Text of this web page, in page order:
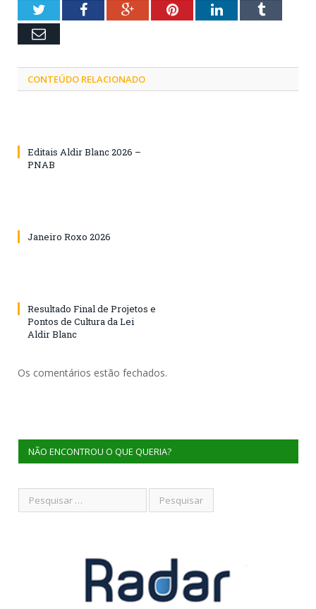
TwitterFacebookGoogle+PinterestLinkedInTumblr
Email
CONTEÚDO RELACIONADO
Editais Aldir Blanc 2026 –
PNAB
Janeiro Roxo 2026
Resultado Final de Projetos e
Pontos de Cultura da Lei
Aldir Blanc
Os comentários estão fechados.
NÃO ENCONTROU O QUE QUERIA?